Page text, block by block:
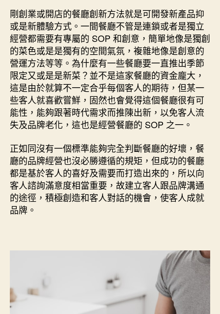
剛創業或開店的餐廳創新方法就是可開發新產品抑
或是新體驗方式。一間餐廳不管是連鎖或者是獨立
經營都需要有專屬的 SOP 和創意，簡單地像是獨創
的菜色或是是獨有的空間氣氛，複雜地像是創意的
營運方法等等。為什麼有一些餐廳要一直推出季節
限定又或是是新菜？並不是這家餐廳的資金龐大，
這是由於就算不一定合乎每個客人的期待，但某一
些客人就喜歡嘗鮮，固然也會覺得這個餐廳很有可
能性，能夠跟著時代需求而推陳出新，以免客人流
失及品牌老化，這也是經營餐廳的 SOP 之一。
正如同沒有一個標準能夠完全判斷餐廳的好壞，餐
廳的品牌經營也沒必勝遵循的規矩，但成功的餐廳
都是基於客人的喜好及需要而打造出來的，所以向
客人諮詢滿意度相當重要，故建立客人跟品牌溝通
的途徑，積極創造和客人對話的機會，使客人成就
品牌。